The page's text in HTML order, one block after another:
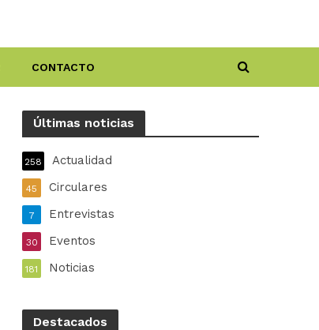
CONTACTO
Últimas noticias
Actualidad
258
Circulares
45
Entrevistas
7
Eventos
30
Noticias
181
Destacados